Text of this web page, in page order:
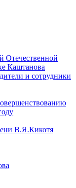
Отечественной
Каштанова
и сотрудники
В.Я.Кикотя